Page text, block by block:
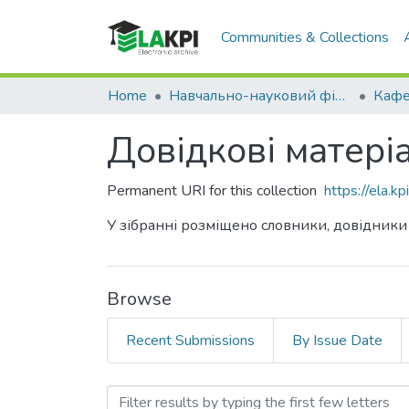
Communities & Collections
Home Навчально-науковий фізико-технічний інститут (НН ФТІ)
Довідкові
Permanent URI for this collection https://
У зібранні розміщено словники,
Browse
Recent Submissions By Issue Date
Browsing Довідкові